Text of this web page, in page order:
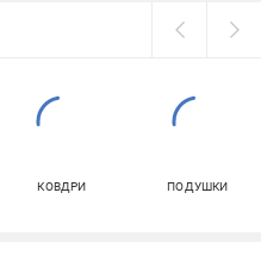
КОВДРИ ПОДУШКИ